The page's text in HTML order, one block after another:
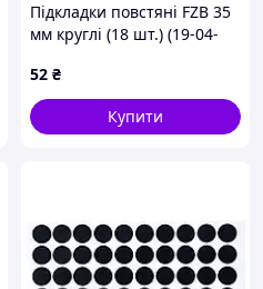
Підкладки повстяні FZB 35
мм круглі (18 шт.) (19-04-
52 ₴
Купити